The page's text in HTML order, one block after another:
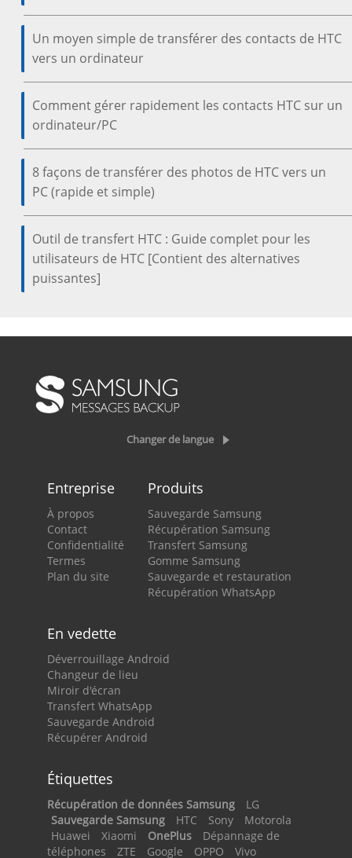
Un moyen simple de transférer des contacts de HTC
vers un ordinateur
Comment gérer rapidement les contacts HTC sur un
ordinateur/PC
8 façons de transférer des photos de HTC vers un
PC (rapide et simple)
Outil de transfert HTC : Guide complet pour les
utilisateurs de HTC [Contient des alternatives
puissantes]
Changer de langue
Entreprise
À propos
Contact
Confidentialité
Termes
Plan du site
Produits
Sauvegarde Samsung
Récupération Samsung
Transfert Samsung
Gomme Samsung
Sauvegarde et restauration
Récupération WhatsApp
En vedette
Déverrouillage Android
Changeur de lieu
Miroir d'écran
Transfert WhatsApp
Sauvegarde Android
Récupérer Android
Étiquettes
Récupération de données Samsung
LG
Sauvegarde Samsung
HTC Sony
Motorola
Huawei
Xiaomi OnePlus
Dépannage de
téléphones
ZTE Google OPPO Vivo